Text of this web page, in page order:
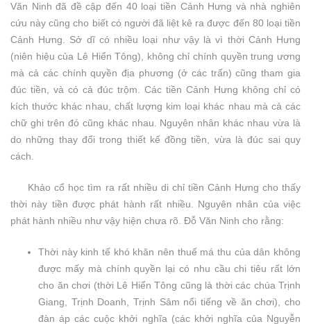
Văn Ninh đã đề cập đến 40 loại tiền Cảnh Hưng và nhà nghiên
cứu này cũng cho biết có người đã liệt kê ra được đến 80 loại tiền
Cảnh Hưng. Sở dĩ có nhiều loại như vậy là vì thời Cảnh Hưng
(niên hiệu của Lê Hiển Tông), không chỉ chính quyền trung ương
mà cả các chính quyền địa phương (ở các trấn) cũng tham gia
đúc tiền, và có cả đúc trộm. Các tiền Cảnh Hưng không chỉ có
kích thước khác nhau, chất lượng kim loại khác nhau mà cả các
chữ ghi trên đó cũng khác nhau. Nguyên nhân khác nhau vừa là
do những thay đổi trong thiết kế đồng tiền, vừa là đúc sai quy
cách.
Khảo cổ học tìm ra rất nhiều di chỉ tiền Cảnh Hưng cho thấy
thời này tiền được phát hành rất nhiều. Nguyên nhân của việc
phát hành nhiều như vậy hiện chưa rõ. Đỗ Văn Ninh cho rằng:
Thời này kinh tế khó khăn nên thuế má thu của dân không
được mấy mà chính quyền lại có nhu cầu chi tiêu rất lớn
cho ăn chơi (thời Lê Hiển Tông cũng là thời các chúa Trịnh
Giang, Trịnh Doanh, Trịnh Sâm nổi tiếng về ăn chơi), cho
đàn áp các cuộc khởi nghĩa (các khởi nghĩa của Nguyễn